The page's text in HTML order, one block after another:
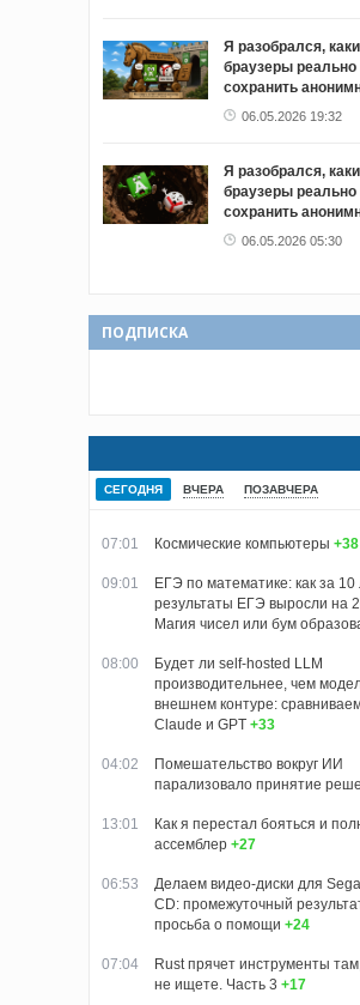
Я разобрался,
браузеры
сохранить
06.05.2026 19:32
Я разобрался,
браузеры
сохранить
06.05.2026 05:30
ПОДПИСКА
СЕГОДНЯ ВЧЕРА ПОЗАВЧЕРА
07:01 Космические компьютеры +38
09:01
ЕГЭ по математике: как за 10
результаты ЕГЭ выросли на
Магия чисел или бум
08:00
Будет ли self-hosted LLM
производительнее, чем
внешнем контуре:
Claude и GPT +33
04:02
Помешательство вокруг ИИ
парализовало принятие
13:01
Как я перестал бояться и
ассемблер +27
06:53
Делаем видео-диски для
CD: промежуточный
просьба о помощи +24
07:04
Rust прячет инструменты
не ищете. Часть 3 +17